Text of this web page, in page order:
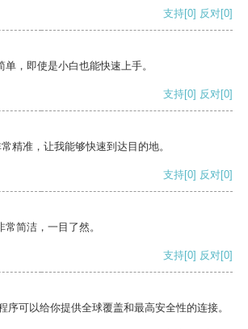
支持[0] 反对[0]
，即使是小白也能快速上手。
支持[0] 反对[0]
精准，让我能够快速到达目的地。
支持[0] 反对[0]
简洁，一目了然。
支持[0] 反对[0]
序可以给你提供全球覆盖和最高安全性的连接。